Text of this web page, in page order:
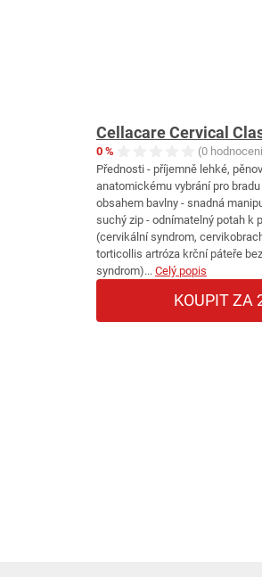
Cellacare Cervical
0 %
(0
Přednosti - příjemně lehké,
anatomickému vybrání pro
obsahem bavlny - snadná
suchý zip - odnímatelný potah k
(cervikální syndrom,
torticollis artróza krční páteře
syndrom)... Celý popis
KOUPIT ZA